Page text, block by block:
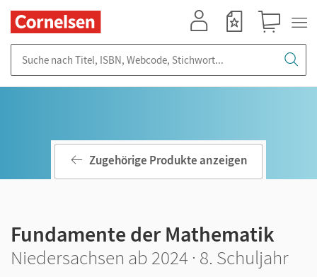
Zugehörige Produkte anzeigen
Fundamente der Mathematik
Niedersachsen ab 2024 · 8. Schuljahr